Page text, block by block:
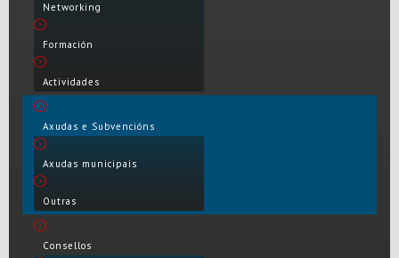
Networking
Formación
Actividades
Axudas e Subvencións
Axudas municipais
Outras
Consellos